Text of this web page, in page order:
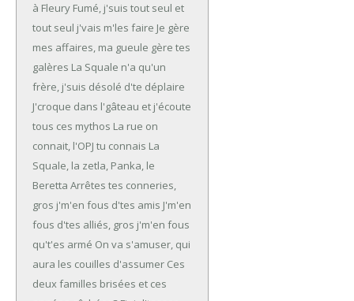
à Fleury Fumé, j'suis tout seul et
tout seul j'vais m'les faire Je gère
mes affaires, ma gueule gère tes
galères La Squale n'a qu'un
frère, j'suis désolé d'te déplaire
J'croque dans l'gâteau et j'écoute
tous ces mythos La rue on
connait, l'OPJ tu connais La
Squale, la zetla, Panka, le
Beretta Arrêtes tes conneries,
gros j'm'en fous d'tes amis J'm'en
fous d'tes alliés, gros j'm'en fous
qu't'es armé On va s'amuser, qui
aura les couilles d'assumer Ces
deux familles brisées et ces